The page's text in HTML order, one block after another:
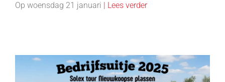
Op woensdag 21 januari | Lees verder